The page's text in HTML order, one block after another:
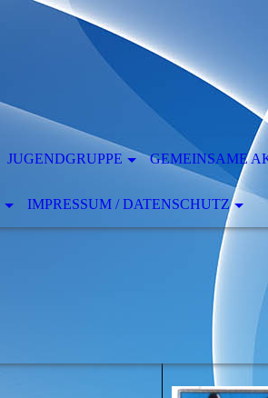
JUGENDGRUPPE GEMEINSAME
IMPRESSUM / DATENSCHUTZ